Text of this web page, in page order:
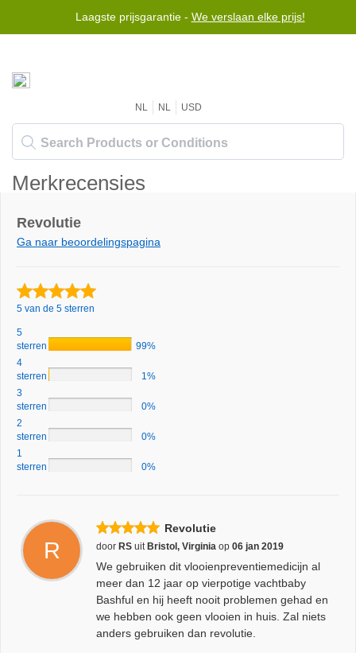
Laagste prijsgarantie - We verslaan elke prijs!
NL NL USD
Merkrecensies
Revolutie
Ga naar beoordelingspagina
5 van de 5 sterren
5
sterren
99%
4
sterren
1%
3
sterren
0%
2
sterren
0%
1
sterren
0%
R
Revolutie
door RS uit Bristol, Virginia op 06 jan 2019
We gebruiken dit vlooienpreventiemedicijn al
meer dan 12 jaar op vierpotige vachtbaby
Bashful en hij heeft nooit problemen gehad en
we hebben ook geen vlooien in huis. Zal niets
anders gebruiken dan revolutie.